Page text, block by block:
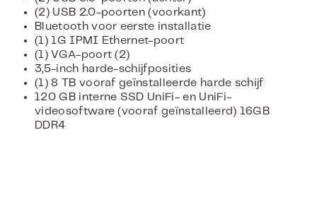
(2) USB 2.0-poorten (voorkant)
Bluetooth voor eerste installatie
(1) 1G IPMI Ethernet-poort
(1) VGA-poort (2)
3,5-inch harde-schijfposities
(1) 8 TB vooraf geïnstalleerde harde schijf
120 GB interne SSD UniFi- en UniFi-
videosoftware (vooraf geïnstalleerd) 16GB
DDR4